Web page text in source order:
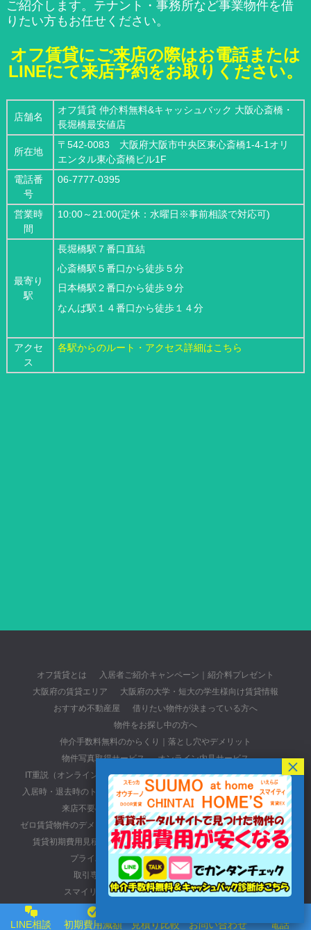
ご紹介します。テナント・事務所など事業物件を借
りたい方もお任せください。
オフ賃貸にご来店の際はお電話または
LINEにて来店予約をお取りください。
店舗名
オフ賃貸 仲介料無料&キャッシュバック 大阪心斎橋・
長堀橋最安値店
所在地
〒542-0083 大阪府大阪市中央区東心斎橋1-4-1オリ
エンタル東心斎橋ビル1F
電話番
号
06-7777-0395
営業時
間
10:00～21:00(定休：水曜日※事前相談で対応可)
最寄り
駅
長堀橋駅７番口直結
心斎橋駅５番口から徒歩５分
日本橋駅２番口から徒歩９分
なんば駅１４番口から徒歩１４分
アクセ
ス
各駅からのルート・アクセス詳細はこちら
オフ賃貸とは
入居者ご紹介キャンペーン｜紹介料プレゼント
大阪府の賃貸エリア
大阪府の大学・短大の学生様向け賃貸情報
おすすめ不動産屋
借りたい物件が決まっている方へ
物件をお探し中の方へ
仲介手数料無料のからくり｜落とし穴やデメリット
物件写真取得サービス
オンライン内見サービス
IT重説（オンライン重要事項説明）
出張相談・時間外相談サービス
入居時・退去時のトラブル
賃貸物件の選び方
大阪の激安賃貸物件
来店不要のお部屋探し
賃貸物件のクチコミ投稿
ゼロ賃貸物件のデメリット・特長
退去費用トラブル無料相談サービス
賃貸初期費用見積り比較・最安値保証
初期費用無料の賃貸物件
プライバシーポリシー
入居申込みについて
取引専用ページ(元付・管理会社・貸主の方)
スマイリースの口コミ・レビューサイトについて
大阪おすすめ不動産会社
オフ賃貸へのアクセス詳細
お問い合わせ
LINE相談 初期費用減額 見積り比較 お問い合わせ 電話